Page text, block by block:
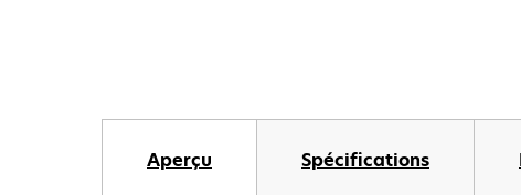
Aperçu Spécifications